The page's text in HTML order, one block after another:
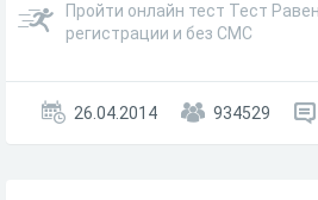
Пройти онлайн тест Тест
регистрации и без СМС
26.04.2014 934529